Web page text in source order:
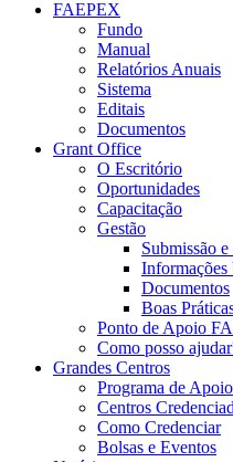
FAEPEX
Fundo
Manual
Relatórios Anuais
Sistema
Editais
Documentos
Grant Office
O Escritório
Oportunidades
Capacitação
Gestão
Submissão
Informações
Documentos
Boas
Ponto de Apoio
Como posso
Grandes Centros
Programa de Apoio
Centros
Como Credenciar
Bolsas e Eventos